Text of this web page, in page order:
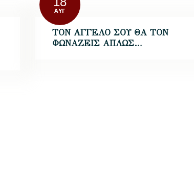
ΑΥΓ
ΤΟΝ ΑΓΓΕΛΟ ΣΟΥ ΘΑ ΤΟΝ
ΦΩΝΑΖΕΙΣ ΑΠΛΩΣ…